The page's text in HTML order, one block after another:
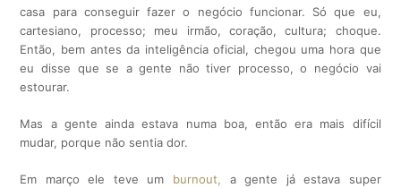
casa para conseguir fazer o negócio funcionar. Só que eu,
cartesiano, processo; meu irmão, coração, cultura; choque.
Então, bem antes da inteligência oficial, chegou uma hora que
eu disse que se a gente não tiver processo, o negócio vai
estourar.
Mas a gente ainda estava numa boa, então era mais difícil
mudar, porque não sentia dor.
Em março ele teve um burnout, a gente já estava super